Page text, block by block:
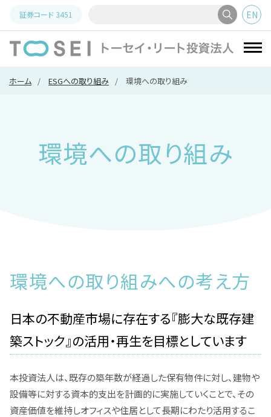
トーセ
証券コード 3451 EN
ホーム ESGへの取り組み 環境への取り組み
環境への取り組み
環境への取り組みへの考え方
日本の不動産市場に存在する『膨大な既存建
築ストック』の活用・再生を目標としています
本投資法人は、既存の築年数が経過した保有物件に対し、建物や
設備等に対する資本的支出を計画的に実施していくことで、その
資産価値を維持しオフィスや住居として長期にわたり活用するこ